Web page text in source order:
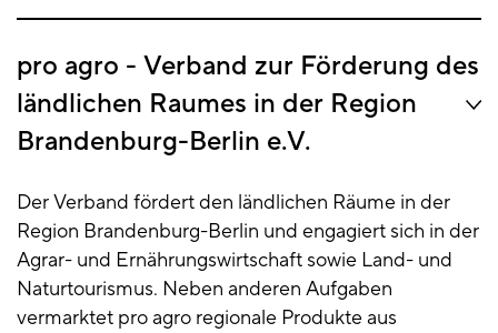
pro agro - Verband zur Förderung des
ländlichen Raumes in der Region
Brandenburg-Berlin e.V.
Der Verband fördert den ländlichen Räume in der
Region Brandenburg-Berlin und engagiert sich in der
Agrar- und Ernährungswirtschaft sowie Land- und
Naturtourismus. Neben anderen Aufgaben
vermarktet pro agro regionale Produkte aus